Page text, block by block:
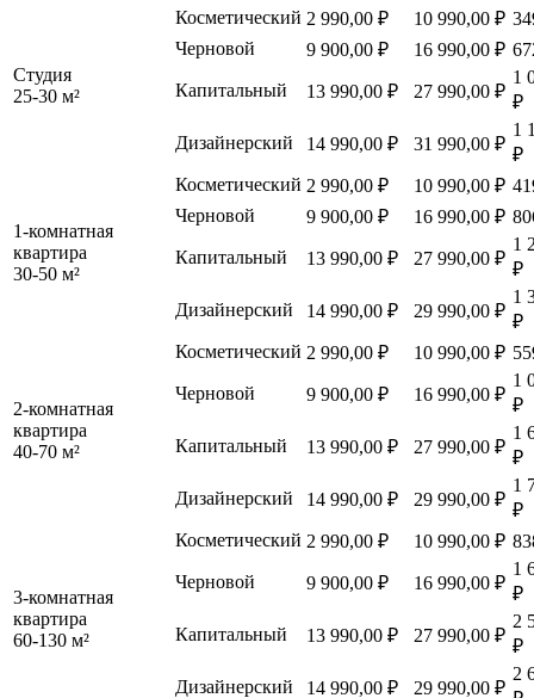
Студия
25-30 м²
Косметический 2 990,00 ₽ 10 990,00 ₽
Черновой
9 900,00 ₽ 16 990,00 ₽
Капитальный
13 990,00 ₽ 27 990,00 ₽
1
₽
Дизайнерский
14 990,00 ₽ 31 990,00 ₽
1
₽
1-комнатная
квартира
30-50 м²
Косметический 2 990,00 ₽ 10 990,00 ₽
Черновой
9 900,00 ₽ 16 990,00 ₽
Капитальный
13 990,00 ₽ 27 990,00 ₽
1
₽
Дизайнерский
14 990,00 ₽ 29 990,00 ₽
1
₽
2-комнатная
квартира
40-70 м²
Косметический 2 990,00 ₽ 10 990,00 ₽
Черновой
9 900,00 ₽ 16 990,00 ₽
1
₽
Капитальный
13 990,00 ₽ 27 990,00 ₽
1
₽
Дизайнерский
14 990,00 ₽ 29 990,00 ₽
1
₽
3-комнатная
квартира
60-130 м²
Косметический 2 990,00 ₽ 10 990,00 ₽
Черновой
9 900,00 ₽ 16 990,00 ₽
1
₽
Капитальный
13 990,00 ₽ 27 990,00 ₽
2
₽
Дизайнерский
14 990,00 ₽ 29 990,00 ₽
2